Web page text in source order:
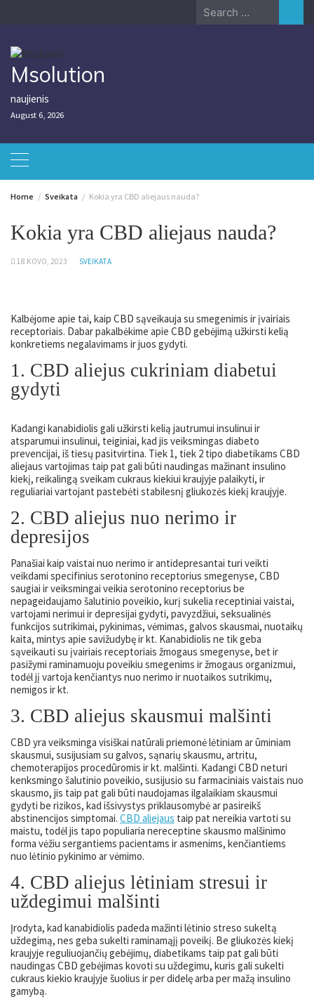
Search
Msolution
naujienis
August 6, 2026
Home Sveikata Kokia yra CBD aliejaus nauda?
Kokia yra CBD aliejaus nauda?
18 KOVO, 2023 SVEIKATA
Kalbėjome apie tai, kaip CBD sąveikauja su smegenimis ir įvairiais
receptoriais. Dabar pakalbėkime apie CBD gebėjimą užkirsti kelią
konkretiems negalavimams ir juos gydyti.
1. CBD aliejus cukriniam diabetui
gydyti
Kadangi kanabidiolis gali užkirsti kelią jautrumui insulinui ir
atsparumui insulinui, teiginiai, kad jis veiksmingas diabeto
prevencijai, iš tiesų pasitvirtina. Tiek 1, tiek 2 tipo diabetikams CBD
aliejaus vartojimas taip pat gali būti naudingas mažinant insulino
kiekį, reikalingą sveikam cukraus kiekiui kraujyje palaikyti, ir
reguliariai vartojant pastebėti stabilesnį gliukozės kiekį kraujyje.
2. CBD aliejus nuo nerimo ir
depresijos
Panašiai kaip vaistai nuo nerimo ir antidepresantai turi veikti
veikdami specifinius serotonino receptorius smegenyse, CBD
saugiai ir veiksmingai veikia serotonino receptorius be
nepageidaujamo šalutinio poveikio, kurį sukelia receptiniai vaistai,
vartojami nerimui ir depresijai gydyti, pavyzdžiui, seksualinės
funkcijos sutrikimai, pykinimas, vėmimas, galvos skausmai, nuotaikų
kaita, mintys apie savižudybę ir kt. Kanabidiolis ne tik geba
sąveikauti su įvairiais receptoriais žmogaus smegenyse, bet ir
pasižymi raminamuoju poveikiu smegenims ir žmogaus organizmui,
todėl jį vartoja kenčiantys nuo nerimo ir nuotaikos sutrikimų,
nemigos ir kt.
3. CBD aliejus skausmui malšinti
CBD yra veiksminga visiškai natūrali priemonė lėtiniam ar ūminiam
skausmui, susijusiam su galvos, sąnarių skausmu, artritu,
chemoterapijos procedūromis ir kt. malšinti. Kadangi CBD neturi
kenksmingo šalutinio poveikio, susijusio su farmaciniais vaistais nuo
skausmo, jis taip pat gali būti naudojamas ilgalaikiam skausmui
gydyti be rizikos, kad išsivystys priklausomybė ar pasireikš
abstinencijos simptomai. CBD aliejaus taip pat nereikia vartoti su
maistu, todėl jis tapo populiaria nereceptine skausmo malšinimo
forma vėžiu sergantiems pacientams ir asmenims, kenčiantiems
nuo lėtinio pykinimo ar vėmimo.
4. CBD aliejus lėtiniam stresui ir
uždegimui malšinti
Įrodyta, kad kanabidiolis padeda mažinti lėtinio streso sukeltą
uždegimą, nes geba sukelti raminamąjį poveikį. Be gliukozės kiekį
kraujyje reguliuojančių gebėjimų, diabetikams taip pat gali būti
naudingas CBD gebėjimas kovoti su uždegimu, kuris gali sukelti
cukraus kiekio kraujyje šuolius ir per didelę arba per mažą insulino
gamybą.